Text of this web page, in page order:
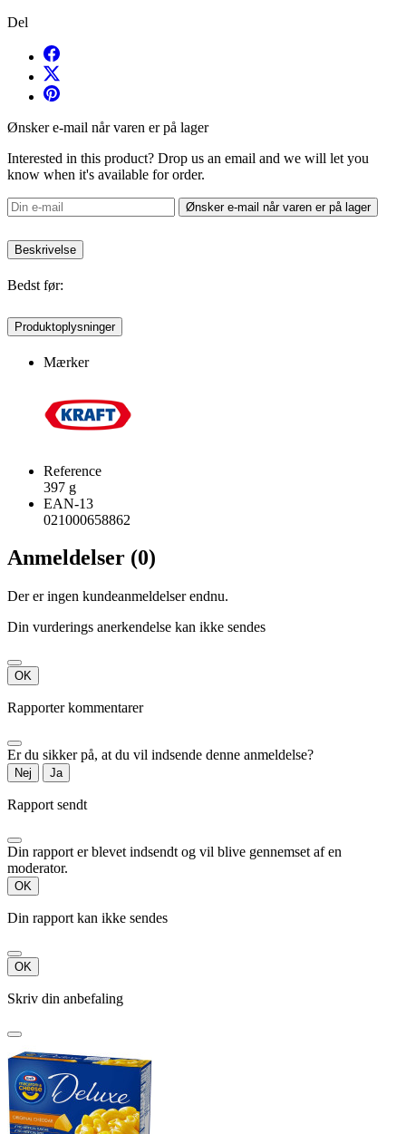
Del
Ønsker e-mail når varen er på lager
Interested in this product? Drop us an email and we will let you
know when it's available for order.
Ønsker e-mail når varen er på lager
Beskrivelse
Bedst før:
Produktoplysninger
Mærker
Reference
397 g
EAN-13
021000658862
Anmeldelser (0)
Der er ingen kundeanmeldelser endnu.
Din vurderings anerkendelse kan ikke sendes
OK
Rapporter kommentarer
Er du sikker på, at du vil indsende denne anmeldelse?
Nej Ja
Rapport sendt
Din rapport er blevet indsendt og vil blive gennemset af en
moderator.
OK
Din rapport kan ikke sendes
OK
Skriv din anbefaling